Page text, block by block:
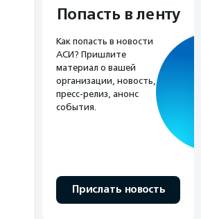
Попасть в ленту
Как попасть в новости
АСИ? Пришлите
материал о вашей
организации, новость,
пресс-релиз, анонс
события.
Прислать новость